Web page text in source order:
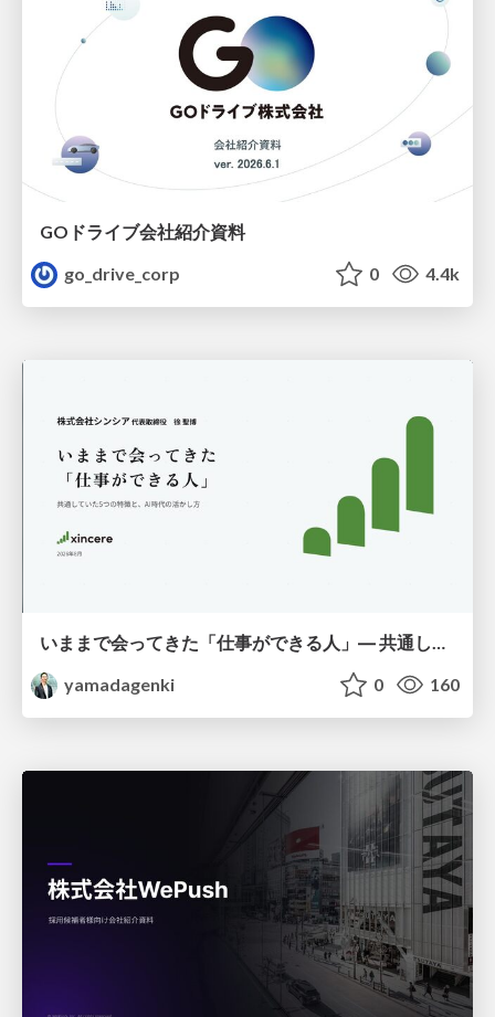
GOドライブ会社紹介資料
go_drive_corp
0 4.4k
いままで会ってきた「仕事ができる人」― 共通していた5つの特徴とAI時代の活かし方
yamadagenki
0 160